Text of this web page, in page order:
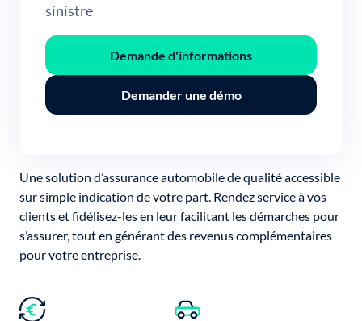
Une solution d’assurance automobile de qualité accessible
sur simple indication de votre part. Rendez service à vos
clients et fidélisez-les en leur facilitant les démarches pour
s’assurer, tout en générant des revenus complémentaires
pour votre entreprise.
sinistre
Demande d'informations
Demander une démo